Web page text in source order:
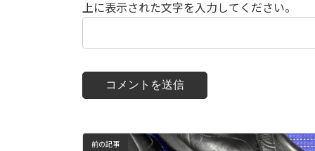
上に表示された文字を入力してください。
前の記事